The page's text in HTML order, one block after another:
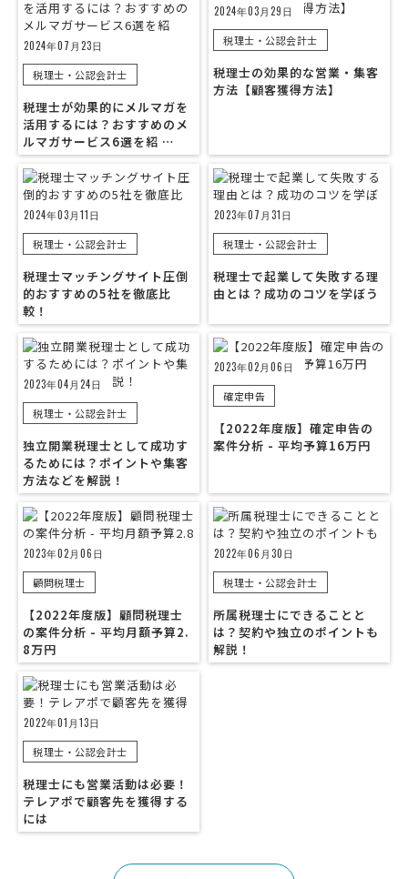
2024年07月23日
税理士・公認会計士
税理士が効果的にメルマガを
活用するには？おすすめのメ
ルマガサービス6選を紹 …
2024年03月29日
税理士・公認会計士
税理士の効果的な営業・集客
方法【顧客獲得方法】
2024年03月11日
税理士・公認会計士
税理士マッチングサイト圧倒
的おすすめの5社を徹底比
較！
2023年07月31日
税理士・公認会計士
税理士で起業して失敗する理
由とは？成功のコツを学ぼう
2023年04月24日
税理士・公認会計士
独立開業税理士として成功す
るためには？ポイントや集客
方法などを解説！
2023年02月06日
確定申告
【2022年度版】確定申告の
案件分析 - 平均予算16万円
2023年02月06日
顧問税理士
【2022年度版】顧問税理士
の案件分析 - 平均月額予算2.
8万円
2022年06月30日
税理士・公認会計士
所属税理士にできることと
は？契約や独立のポイントも
解説！
2022年01月13日
税理士・公認会計士
税理士にも営業活動は必要！
テレアポで顧客先を獲得する
には